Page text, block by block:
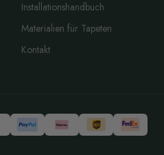
Installationshandbuch
Materialien für Tapeten
Kontakt